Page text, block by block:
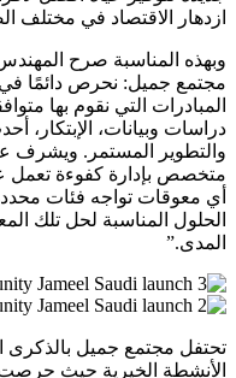
ازدهار الاقتصاد في مختلف
وبهذه المناسبة صرح
مجتمع جميل: نحرص دائمًا
دراسات وبيانات، الإبتكار،
والتطوير المستمر. ويشرف
متخصص بإدارة كفوءة تعمل
أي معوقات تواجه فئات
الحلول المناسبة لحل تلك
المدى.”
تحتفل مجتمع جميل بالذكرى